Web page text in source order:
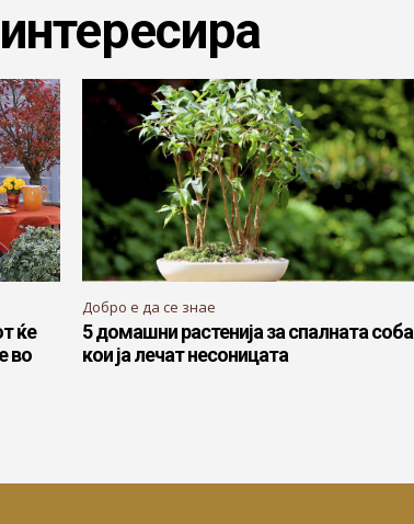
ќе
во
Добро е да се знае
5 домашни растенија за спалната соба
кои ја лечат несоницата